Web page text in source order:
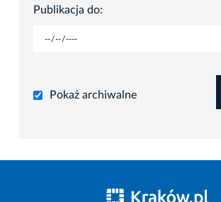
Publikacja do:
Pokaż archiwalne